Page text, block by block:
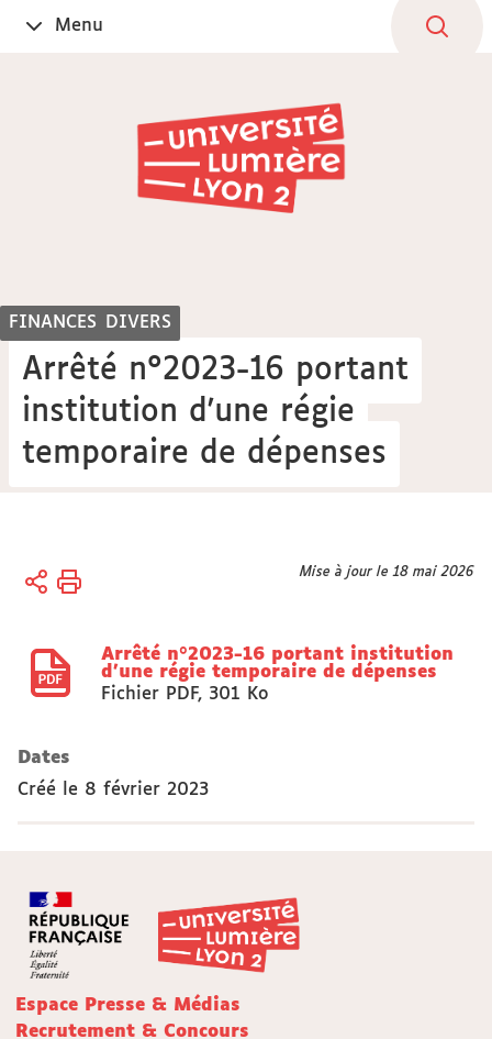
OuvrirMenu
FINANCES DIVERS
Arrêté n°2023-16 portant
institution d'une régie
temporaire de dépenses
Vous
Accueil
Mise à jour le 18 mai 2026
Arrêté n°2023-16 portant institution
d'une régie temporaire de dépenses
Fichier PDF, 301 Ko
Dates
Créé le 8 février 2023
Espace Presse & Médias
Recrutement & Concours